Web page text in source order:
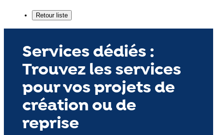
Services dédiés :
Trouvez les services
pour vos projets de
création ou de
reprise